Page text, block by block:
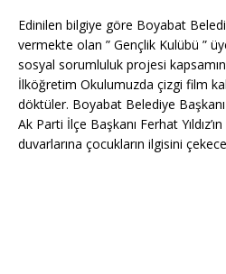
Edinilen bilgiye göre Boyabat
vermekte olan ” Gençlik Kulübü ”
sosyal sorumluluk projesi
İlköğretim Okulumuzda çizgi film
döktüler. Boyabat Belediye Başkanı
Ak Parti İlçe Başkanı Ferhat
duvarlarına çocukların ilgisini